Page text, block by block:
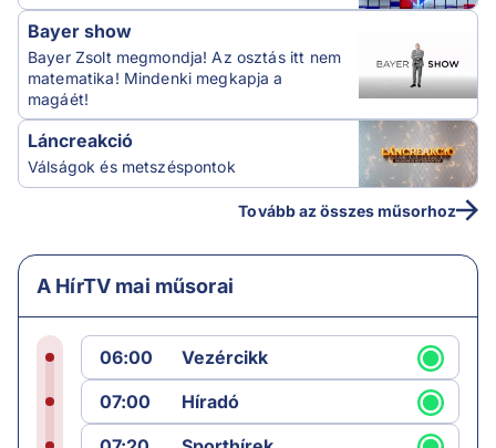
Bayer show
Bayer Zsolt megmondja! Az osztás itt nem
matematika! Mindenki megkapja a
magáét!
Láncreakció
Válságok és metszéspontok
Tovább az összes műsorhoz
A HírTV mai műsorai
06:00
Vezércikk
07:00
Híradó